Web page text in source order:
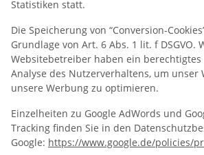
Statistiken statt.
Die Speicherung von “Conversion-
Grundlage von Art. 6 Abs. 1 lit. f DSGVO.
Websitebetreiber haben ein
Analyse des Nutzerverhaltens, um unser
unsere Werbung zu optimieren.
Einzelheiten zu Google AdWords und
Tracking finden Sie in den
Google: https://www.google.de/policies/